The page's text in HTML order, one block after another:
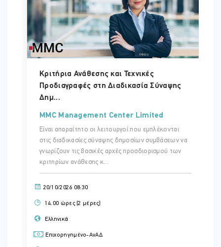
Κριτήρια Ανάθεσης και Τεχνικές
Προδιαγραφές στη Διαδικασία Σύναψης
Δημ...
MMC Management Center Limited
Είναι απαραίτητο οι λειτουργοί που εμπλέκονται
στις διαδικασίες σύναψης δημοσίων συμβάσεων να
γνωρίζουν τις βασικές αρχές προσδιορισμού των
κριτηρίων ανάθεσης κ...
20/10/2026 08:30
14.00 ώρες (2 μέρες)
Ελληνικά
Επιχορηγημένο-ΑνΑΔ